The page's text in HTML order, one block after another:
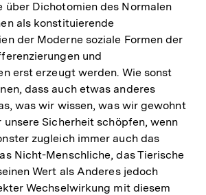
über Dichotomien des Normalen
als konstituierende
der Moderne soziale Formen der
und
erst erzeugt werden. Wie sonst
dass auch etwas anderes
was wir wissen, was wir gewohnt
unsere Sicherheit schöpfen, wenn
zugleich immer auch das
Nicht-Menschliche, das Tierische
Wert als Anderes jedoch
Wechselwirkung mit diesem